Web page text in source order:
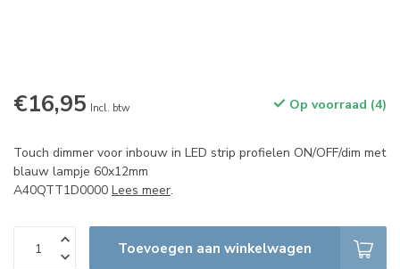
€16,95 Incl. btw Op voorraad (4)
Touch dimmer voor inbouw in LED strip profielen ON/OFF/dim met
blauw lampje 60x12mm
A40QTT1D0000 Lees meer.
Toevoegen aan winkelwagen